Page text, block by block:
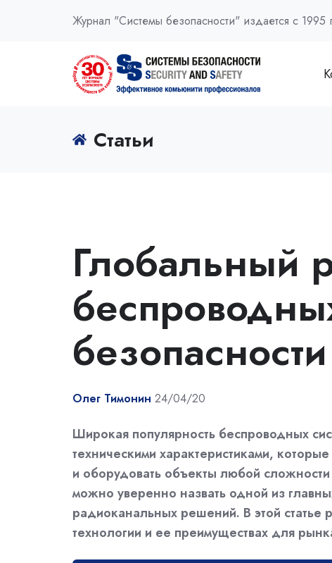
Журнал "Системы безопасности" издается с 1995
Статьи
Глобальный
безопасности
Олег Тимонин 24/04/20
Широкая популярность беспроводных
техническими характеристиками,
и оборудовать объекты любой
можно уверенно назвать одной из
радиоканальных решений. В этой статье
технологии и ее преимуществах для